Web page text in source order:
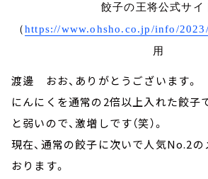
餃子の王将公式サイ
（https://www.ohsho.co.jp/info/
用
渡邊 おお、ありがとうございます。
にんにくを通常の2倍以上入れた餃子
と弱いので、激増しです（笑）。
現在、通常の餃子に次いで人気No.2
おります。